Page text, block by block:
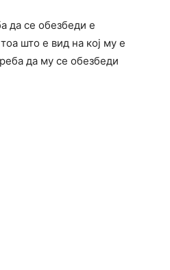
да се обезбеди е
што е вид на кој му е
да му се обезбеди